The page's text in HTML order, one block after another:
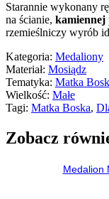
Starannie wykonany
na ścianie, kamiennej
rzemieślniczy wyrób
Kategoria: Medaliony
Materiał: Mosiądz
Tematyka: Matka
Wielkość: Małe
Tagi: Matka Boska,
Zobacz
Medalion